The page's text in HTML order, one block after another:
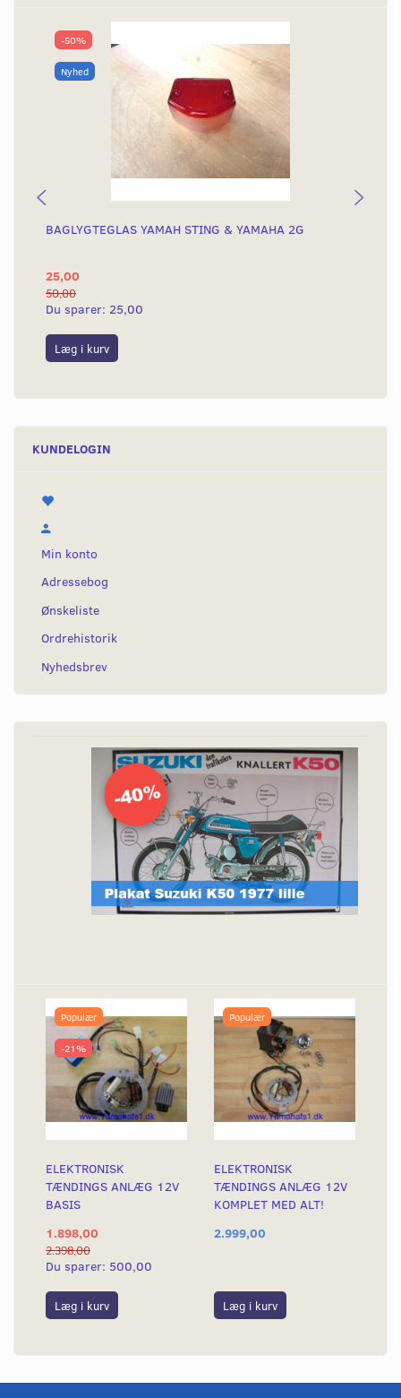
-50%
Nyhed
BAGLYGTEGLAS YAMAH STING & YAMAHA 2G
25,00
50,00
Du sparer: 25,00
Læg i kurv
KUNDELOGIN
Min konto
Adressebog
Ønskeliste
Ordrehistorik
Nyhedsbrev
Populær
-21%
ELEKTRONISK
TÆNDINGS ANLÆG 12V
BASIS
1.898,00
2.398,00
Du sparer: 500,00
Læg i kurv
Populær
ELEKTRONISK
TÆNDINGS ANLÆG 12V
KOMPLET MED ALT!
2.999,00
Læg i kurv